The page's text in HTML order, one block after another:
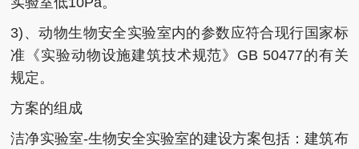
3)、动物生物安全实验室内的参数应符合现行国家标
准《实验动物设施建筑技术规范》GB 50477的有关
规定。
方案的组成
洁净实验室-生物安全实验室的建设方案包括：建筑布